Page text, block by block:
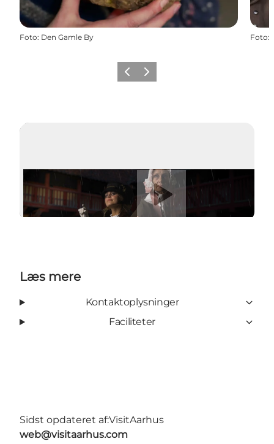
Foto: Den Gamle By Foto:
ForrigeNæste
Afspil video
Læs mere
Kontaktoplysninger
Faciliteter
Sidst opdateret af:VisitAarhus
web@visitaarhus.com